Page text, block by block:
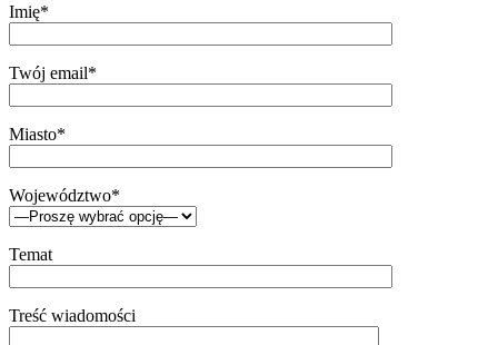
Imię*
Twój email*
Miasto*
Województwo*
Temat
Treść wiadomości